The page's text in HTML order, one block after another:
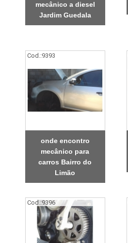
mecânico a diesel
Jardim Guedala
Cod.:9393
onde encontro
mecânico para
carros Bairro do
Limão
Cod.:9396